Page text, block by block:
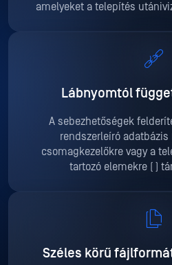
amelyeket a telepítés utáni
Lábnyomtól
A sebezhetőségek
rendszerleíró adatbázis
csomagkezelőkre vagy a
tartozó elemekre ( )
Széles körű